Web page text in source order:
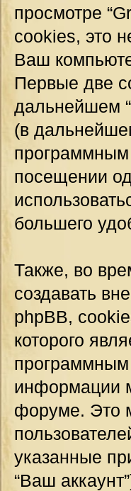
просмотре
cookies, это
Ваш
Первые две
дальнейшем
(в
программным
посещении
большего
Также, во
создавать
phpBB,
которого
информации
форуме. Это
указанные
“Ваш